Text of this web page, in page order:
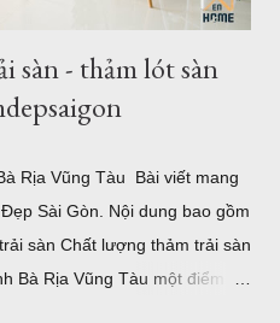
sàn - thảm lót sàn
Rịa Vũng Tàu Bài viết mang
Sài Gòn. Nội dung bao gồm
sàn Chất lượng thảm trải sàn
Bà Rịa Vũng Tàu một điểm